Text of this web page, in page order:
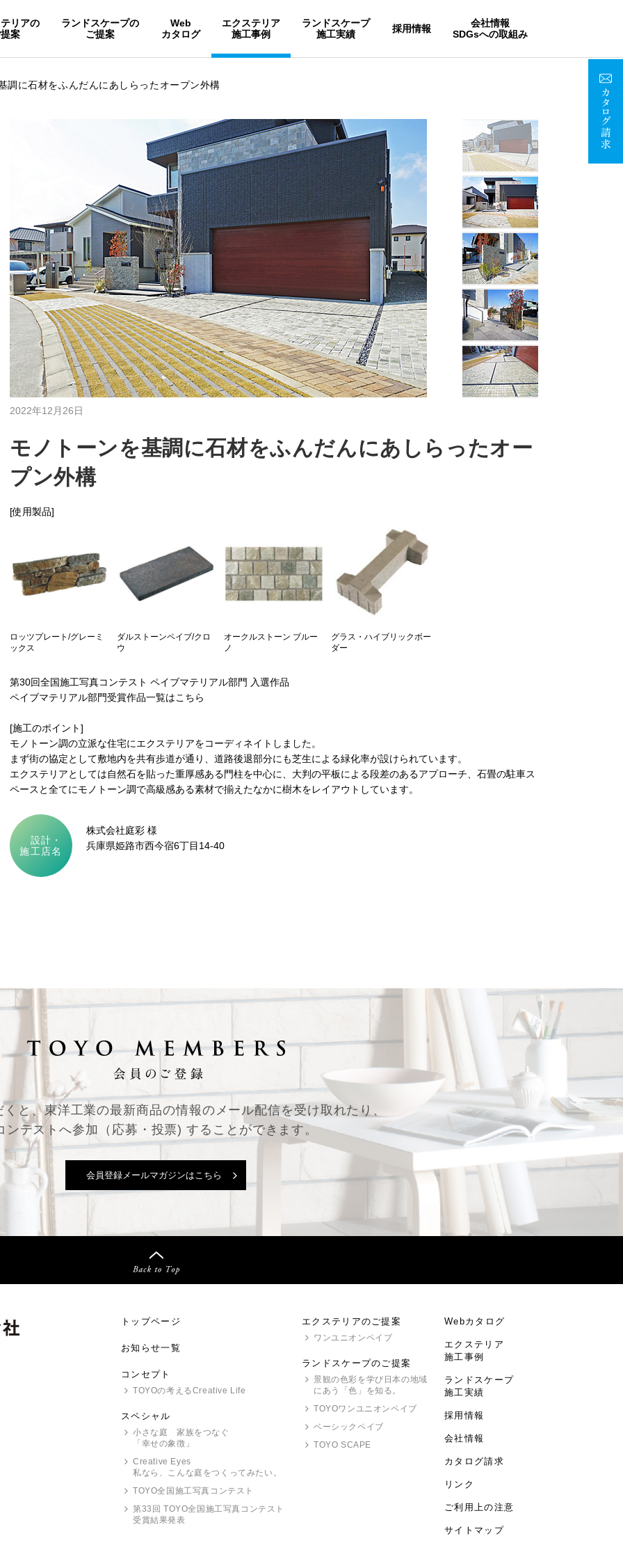
リアの
案
ランドスケープの
ご提案
Web
カタログ
エクステリア
施工事例
ランドスケープ
施工実績
採用情報
会社情報
SDGsへの取組み
調に石材をふんだんにあしらったオープン外構
2022年12月26日
モノトーンを基調に石材をふんだんにあしらったオー
プン外構
[使用製品]
ロッツプレート/グレーミ
ックス
ダルストーンペイブ/クロ
ウ
オークルストーン ブルー
ノ
グラス・ハイブリックボー
ダー
第30回全国施工写真コンテスト ペイブマテリアル部門 入選作品
ペイブマテリアル部門受賞作品一覧はこちら
[施工のポイント]
モノトーン調の立派な住宅にエクステリアをコーディネイトしました。
まず街の協定として敷地内を共有歩道が通り、道路後退部分にも芝生による緑化率が設けられています。
エクステリアとしては自然石を貼った重厚感ある門柱を中心に、大判の平板による段差のあるアプローチ、石畳の駐車ス
ペースと全てにモノトーン調で高級感ある素材で揃えたなかに樹木をレイアウトしています。
設計・
施工店名
株式会社庭彩 様
兵庫県姫路市西今宿6丁目14-40
くと、東洋工業の最新商品の情報のメール配信を受け取れたり、
ンテストへ参加（応募・投票) することができます。
会員登録メールマガジンはこちら
トップページ
お知らせ一覧
コンセプト
TOYOの考えるCreative Life
スペシャル
小さな庭 家族をつなぐ
「幸せの象徴」
Creative Eyes
私なら、こんな庭をつくってみたい。
TOYO全国施工写真コンテスト
第33回 TOYO全国施工写真コンテスト
受賞結果発表
エクステリアのご提案
ワンユニオンペイブ
ランドスケープのご提案
景観の色彩を学び日本の地域
にあう「色」を知る。
TOYOワンユニオンペイブ
ベーシックペイブ
TOYO SCAPE
Webカタログ
エクステリア
施工事例
ランドスケープ
施工実績
採用情報
会社情報
カタログ請求
リンク
ご利用上の注意
サイトマップ